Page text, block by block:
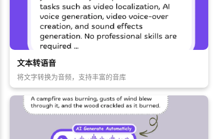
文本转语音
将文字转换为音频，支持丰富的音库